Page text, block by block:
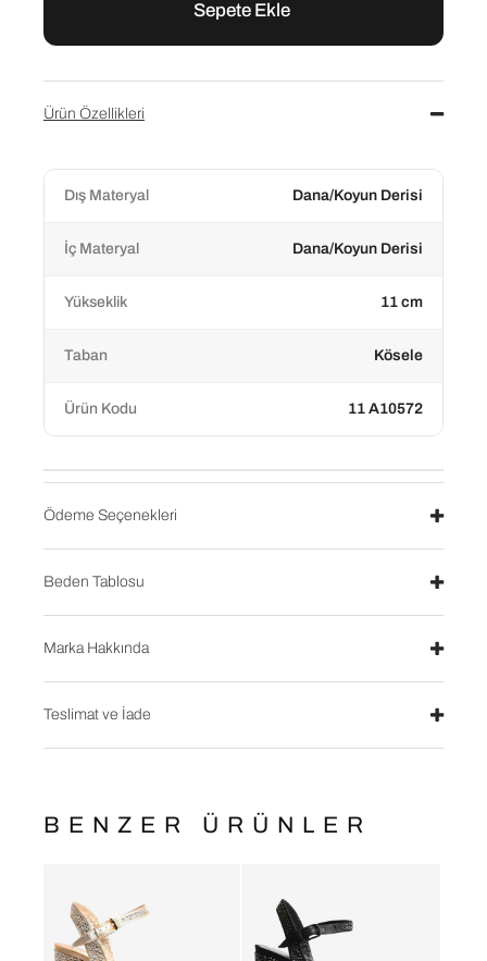
Ürün Özellikleri
Dış Materyal Dana/Koyun Derisi
İç Materyal Dana/Koyun Derisi
Yükseklik 11 cm
Taban Kösele
Ürün Kodu 11 A10572
Ödeme Seçenekleri
Beden Tablosu
Marka Hakkında
Teslimat ve İade
BENZER ÜRÜNLER